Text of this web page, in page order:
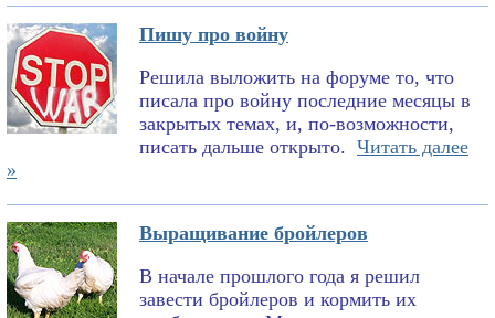
Пишу про войну
Решила выложить на форуме то, что
писала про войну последние месяцы в
закрытых темах, и, по-возможности,
писать дальше открыто. Читать далее
»
Выращивание бройлеров
В начале прошлого года я решил
завести бройлеров и кормить их